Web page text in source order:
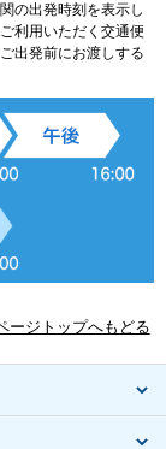
の出発時刻を表示し
利用いただく交通便
出発前にお渡しする
ージトップへもどる